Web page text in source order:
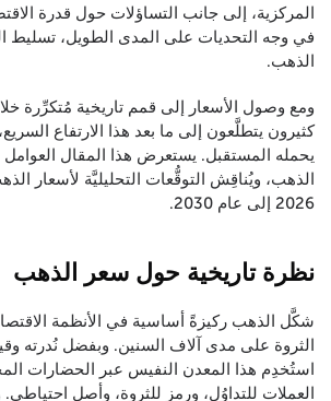
المركزية، إلى جانب التساؤلات حول قدرة
في وجه التحديات على المدى الطويل، تسليط
الذهب.
كثيرون يتطلَّعون إلى ما بعد هذا الارتفاع
يحمله المستقبل. يستعرض هذا المقال
الذهب، ويُناقِش التوقُّعات التحليليَّة لأسعار
2026 إلى عام 2030.
نظرة تاريخية حول سعر الذهب
شكَّل الذهب ركيزةً أساسية في الأنظمة
الثروة على مدى آلاف السنين. وبفضل نُدرته
استُخدِم هذا المعدن النفيس عبر الحضارات
العملات للتداوُل، ورمزٍ للثروة، وأصلٍ